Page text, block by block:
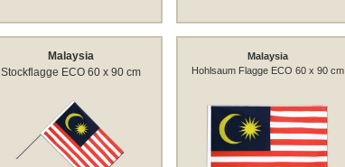
Malaysia
Stockflagge ECO 60 x 90 cm
Malaysia
Hohlsaum Flagge ECO 60 x 90 cm